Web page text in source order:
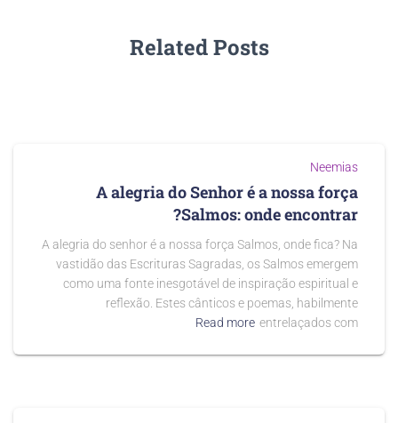
Related Posts
Neemias
A alegria do Senhor é a nossa força
Salmos: onde encontrar?
A alegria do senhor é a nossa força Salmos, onde fica? Na
vastidão das Escrituras Sagradas, os Salmos emergem
como uma fonte inesgotável de inspiração espiritual e
reflexão. Estes cânticos e poemas, habilmente
entrelaçados com
Read more